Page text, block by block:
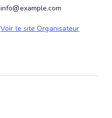
info@example.com
Voir le site Organisateur